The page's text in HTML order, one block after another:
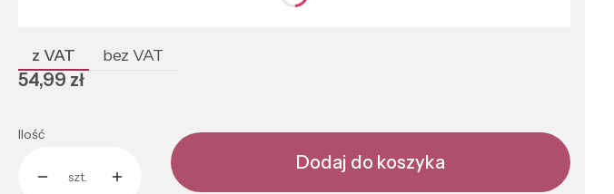
z VAT bez VAT
Cena
54,99 zł
Ilość
szt.
Dodaj do koszyka